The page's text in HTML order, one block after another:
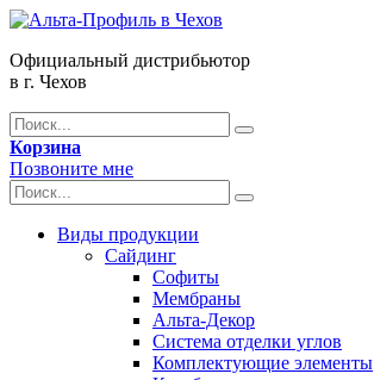
Официальный дистрибьютор
в г. Чехов
Корзина
Позвоните мне
Виды продукции
Сайдинг
Софиты
Мембраны
Альта-Декор
Система отделки углов
Комплектующие элементы